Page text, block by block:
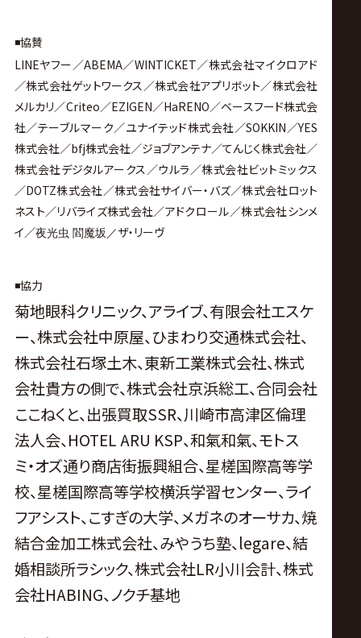
◾️協賛
LINEヤフー／ABEMA／WINTICKET／株式会社マイクロアド
／株式会社ゲットワークス／株式会社アプリボット／株式会社
メルカリ／Criteo／EZIGEN／HaRENO／ベースフード株式会
社／テーブルマーク／ユナイテッド株式会社／SOKKIN／YES
株式会社／bfj株式会社／ジョブアンテナ／てんじく株式会社／
株式会社デジタルアークス／ウルラ／株式会社ビットミックス
／DOTZ株式会社／株式会社サイバー・バズ／株式会社ロット
ネスト／リバライズ株式会社／アドクロール／株式会社シンメ
イ／夜光虫 閻魔坂／ザ・リーヴ
◾️協力
菊地眼科クリニック、アライブ、有限会社エスケ
ー、株式会社中原屋、ひまわり交通株式会社、
株式会社石塚土木、東新工業株式会社、株式
会社貴方の側で、株式会社京浜総工、合同会社
ここねくと、出張買取SSR、川崎市高津区倫理
法人会、HOTEL ARU KSP、和氣和氣、モトス
ミ・オズ通り商店街振興組合、星槎国際高等学
校、星槎国際高等学校横浜学習センター、ライ
フアシスト、こすぎの大学、メガネのオーサカ、焼
結合金加工株式会社、みやうち塾、legare、結
婚相談所ラシック、株式会社LR小川会計、株式
会社HABING、ノクチ基地